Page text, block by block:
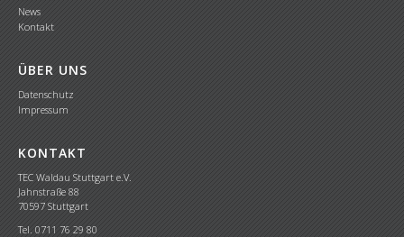
News
Kontakt
ÜBER UNS
Datenschutz
Impressum
KONTAKT
TEC Waldau Stuttgart e.V.
Jahnstraße 88
70597 Stuttgart
Tel. 0711 76 29 80